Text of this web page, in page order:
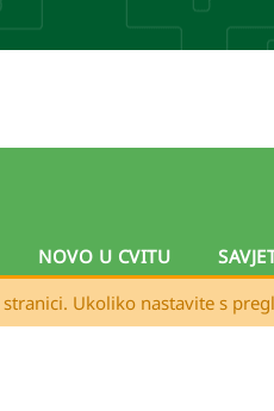
NOVO U CVITU
Ukoliko nastavite s